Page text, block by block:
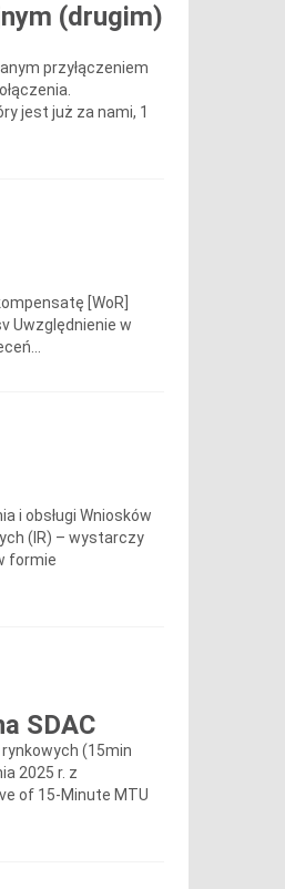
(drugim)
przyłączeniem
jest już za nami, 1
[WoR]
Uwzględnienie w
i obsługi Wniosków
(IR) – wystarczy
formie
SDAC
(15min
2025 r. z
of 15-Minute MTU